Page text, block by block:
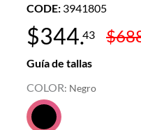
CODE: 3941805
$344.43 $
Guía de tallas
COLOR: Negro